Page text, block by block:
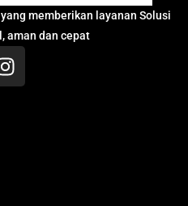
memberikan layanan Solusi
aman dan cepat